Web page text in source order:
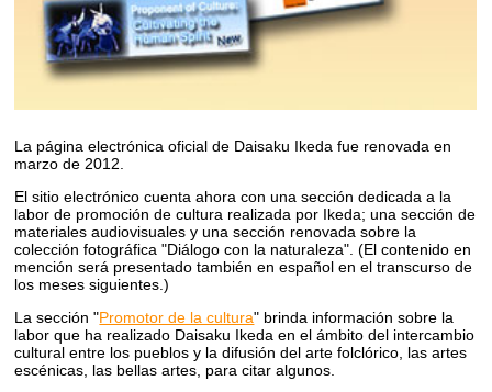
La página electrónica oficial de Daisaku Ikeda fue renovada en
marzo de 2012.
El sitio electrónico cuenta ahora con una sección dedicada a la
labor de promoción de cultura realizada por Ikeda; una sección de
materiales audiovisuales y una sección renovada sobre la
colección fotográfica "Diálogo con la naturaleza". (El contenido en
mención será presentado también en español en el transcurso de
los meses siguientes.)
La sección "Promotor de la cultura" brinda información sobre la
labor que ha realizado Daisaku Ikeda en el ámbito del intercambio
cultural entre los pueblos y la difusión del arte folclórico, las artes
escénicas, las bellas artes, para citar algunos.